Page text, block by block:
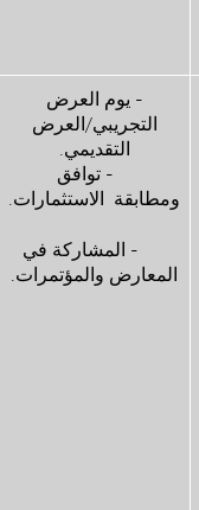
- يوم العرض
التجريبي/العرض
التقديمي.
- توافق
ومطابقة الاستثمارات.
- المشاركة في
المعارض والمؤتمرات.